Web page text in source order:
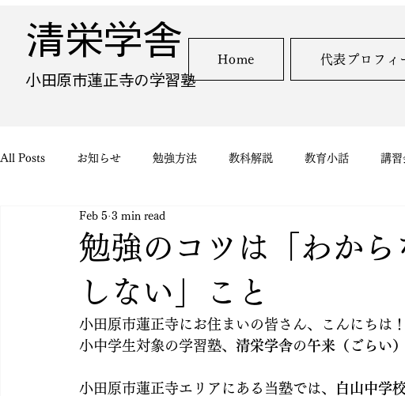
清栄学舎
​小田原市蓮正寺の学習塾
Home 代表プロフィ
All Posts お知らせ 勉強方法 教科解説 教育小話 講習
勉強のコツは「わか
しない」こと
Feb 5 3 min read
小田原市蓮正寺にお住まいの皆さん、こんにちは！
小中学生対象の学習塾、 清栄学舎の午来（ごらい）
小田原市蓮正寺エリアにある当塾では、
白山中学